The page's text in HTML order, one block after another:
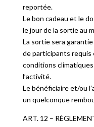
reportée.
Le bon cadeau et le
le jour de la sortie au
La sortie sera
de participants requis
conditions
l’activité.
Le bénéficiaire et/ou
un quelconque
ART. 12 –